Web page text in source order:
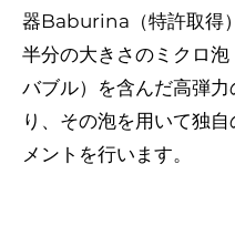
器Baburina（特許取得
半分の大きさのミクロ泡
バブル）を含んだ高弾力
り、その泡を用いて独自
メントを行います。